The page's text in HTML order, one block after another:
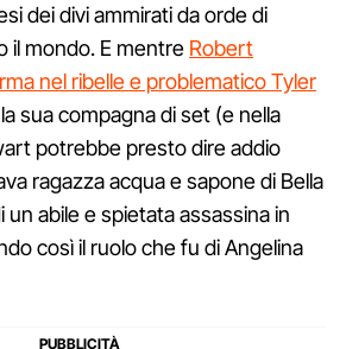
dei divi ammirati da orde di
il mondo. E mentre Robert
nel ribelle e problematico Tyler
sua compagna di set (e nella
potrebbe presto dire addio
ragazza acqua e sapone di Bella
un abile e spietata assassina in
così il ruolo che fu di Angelina